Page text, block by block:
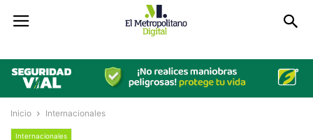
Inicio Internacionales
Internacionales